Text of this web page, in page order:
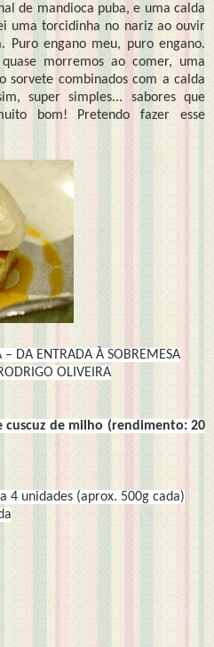
de mandioca puba, e uma calda
uma torcidinha no nariz ao ouvir
Puro engano meu, puro engano.
morremos ao comer, uma
sorvete combinados com a calda
super simples... sabores que
bom! Pretendo fazer esse
DA ENTRADA À SOBREMESA
OLIVEIRA
cuscuz de milho (rendimento: 20
4 unidades (aprox. 500g cada)